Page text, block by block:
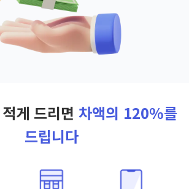
게 드리면 차액의 120%를
드립니다